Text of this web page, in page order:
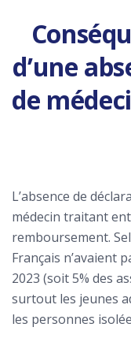
d’une
de
L’absence de
médecin traitant
remboursement.
Français n’avaient
2023 (soit 5% des
surtout les jeunes
les personnes